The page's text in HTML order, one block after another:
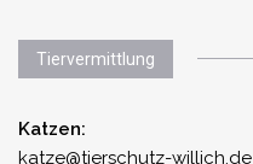
Tiervermittlung
Katzen:
katze@tierschutz-willich.de